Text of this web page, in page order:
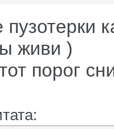
пузотерки
живи )
порог